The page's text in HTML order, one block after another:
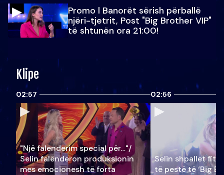
Promo l Banorët sërish përballë
njëri-tjetrit, Post "Big Brother VIP"
të shtunën ora 21:00!
Klipe
02:57
"Një falenderim special për…"/
Selin falënderon produksionin
mes emocionesh të forta
02:56
Selin shpallet
të pestë të ‘Big